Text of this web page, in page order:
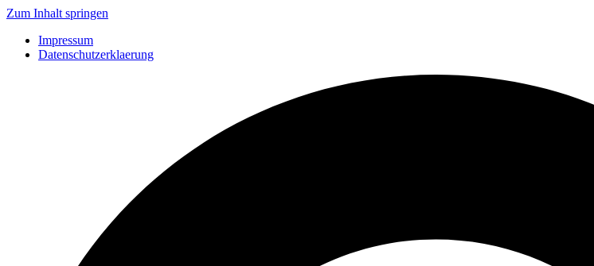
Zum Inhalt springen
Impressum
Datenschutzerklaerung